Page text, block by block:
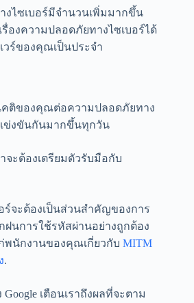
งไซเบอร์มีจำนวนเพิ่มมากขึ้น
องความปลอดภัยทางไซเบอร์ได้
ร์ของคุณเป็นประจำ
ติของคุณต่อความปลอดภัยทาง
ข่งขันกันมากขึ้นทุกวัน
จะต้องเตรียมตัวรับมือกับ
ร์จะต้องเป็นส่วนสำคัญของการ
ฝนการใช้รหัสผ่านอย่างถูกต้อง
พนักงานของคุณเกี่ยวกับ MITM
.
เตือนเราถึงผลที่จะตาม